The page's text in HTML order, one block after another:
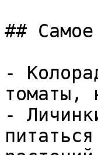
##
-
томаты,
-